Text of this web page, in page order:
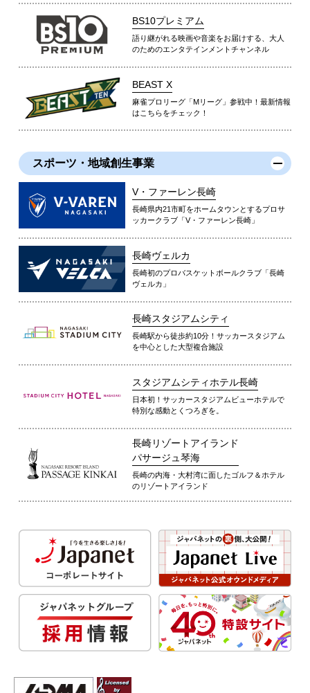
BS10プレミアム
語り継がれる映画や音楽をお届けする、大人
のためのエンタテインメントチャンネル
BEAST X
麻雀プロリーグ「Mリーグ」参戦中！最新情報
はこちらをチェック！
スポーツ・地域創生事業
V・ファーレン長崎
長崎県内21市町をホームタウンとするプロサ
ッカークラブ「V・ファーレン長崎」
長崎ヴェルカ
長崎初のプロバスケットボールクラブ「長崎
ヴェルカ」
長崎スタジアムシティ
長崎駅から徒歩約10分！サッカースタジアム
を中心とした大型複合施設
スタジアムシティホテル長崎
日本初！サッカースタジアムビューホテルで
特別な感動とくつろぎを。
長崎リゾートアイランド
パサージュ琴海
長崎の内海・大村湾に面したゴルフ＆ホテル
のリゾートアイランド